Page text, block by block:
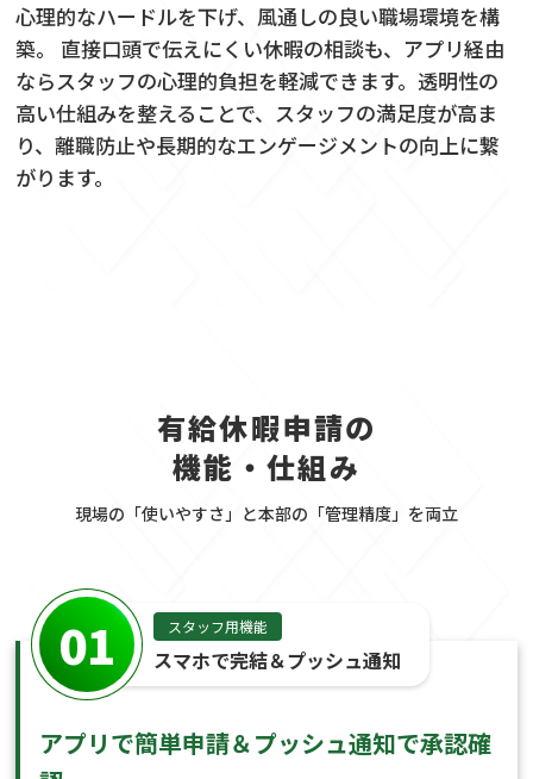
心理的なハードルを下げ、風通しの良い職場環境を構
築。 直接口頭で伝えにくい休暇の相談も、アプリ経由
ならスタッフの心理的負担を軽減できます。透明性の
高い仕組みを整えることで、スタッフの満足度が高ま
り、離職防止や長期的なエンゲージメントの向上に繋
がります。
有給休暇申請の
機能・仕組み
現場の「使いやすさ」と本部の「管理精度」を両立
01 スタッフ用機能
スマホで完結＆プッシュ通知
アプリで簡単申請＆プッシュ通知で承認確